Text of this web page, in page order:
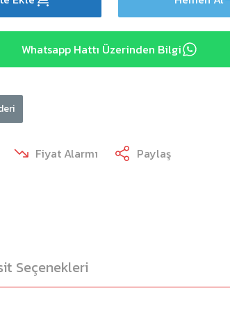
Whatsapp Hattı Üzerinden Bilgi
Fiyat Alarmı Paylaş
Seçenekleri